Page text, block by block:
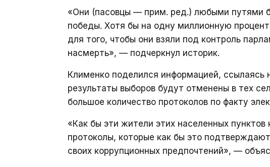
«Они (пасовцы — прим. ред.) любыми путями
победы. Хотя бы на одну миллионную
для того, чтобы они взяли под контроль
насмерть», — подчеркнул историк.
Клименко поделился информацией, ссылаясь
результаты выборов будут отменены в тех
большое количество протоколов по факту
«Как бы эти жители этих населенных
протоколы, которые как бы это
своих коррупционных предпочтений», —